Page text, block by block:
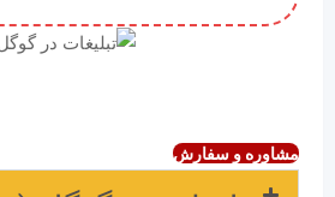
مشاوره و سفارش